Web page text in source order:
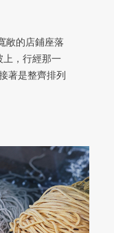
敞的店鋪座落
上，行經那一
著是整齊排列